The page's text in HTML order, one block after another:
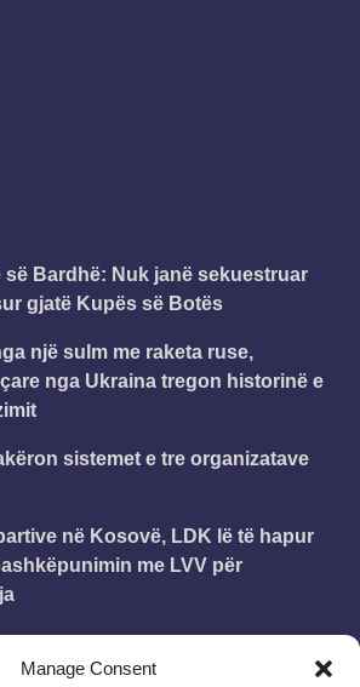
Manage Consent
Bardhë: Nuk janë sekuestruar
gjatë Kupës së Botës
një sulm me raketa ruse,
nga Ukraina tregon historinë e
sistemet e tre organizatave
në Kosovë, LDK lë të hapur
me LVV për